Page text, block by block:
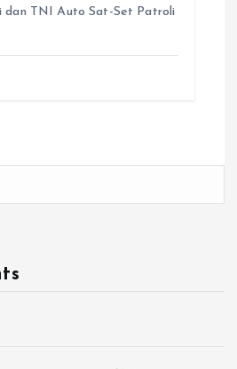
dan TNI Auto Sat-Set Patroli